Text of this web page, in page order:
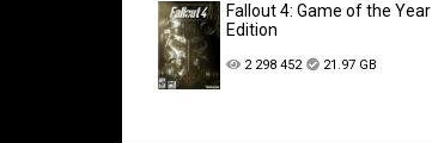
Fallout 4: Game of the Year
Edition
2 298 452 21.97 GB